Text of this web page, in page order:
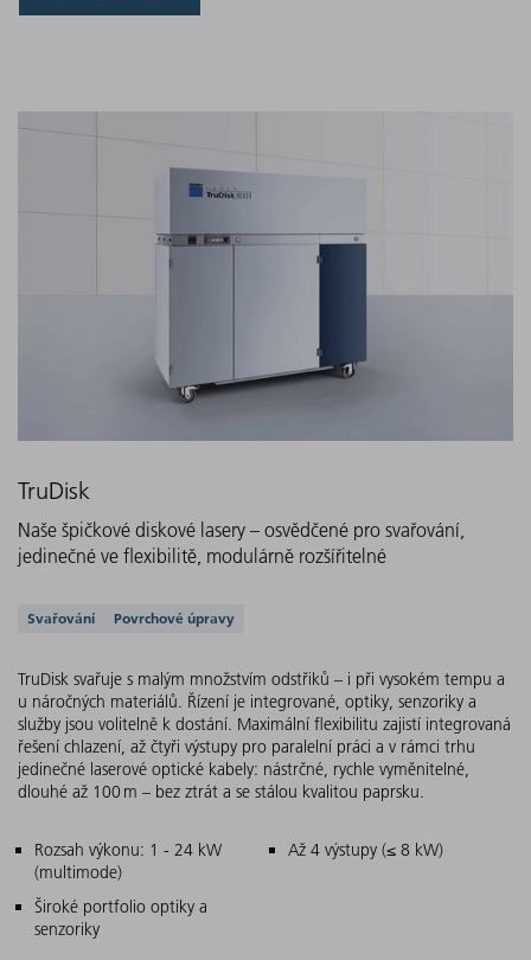
TruDisk
Naše špičkové diskové lasery – osvědčené pro svařování,
jedinečné ve flexibilitě, modulárně rozšířitelné
Podporovaná řešení
Svařování Povrchové úpravy
TruDisk svařuje s malým množstvím odstřiků – i při vysokém tempu a
u náročných materiálů. Řízení je integrované, optiky, senzoriky a
služby jsou volitelně k dostání. Maximální flexibilitu zajistí integrovaná
řešení chlazení, až čtyři výstupy pro paralelní práci a v rámci trhu
jedinečné laserové optické kabely: nástrčné, rychle vyměnitelné,
dlouhé až 100 m – bez ztrát a se stálou kvalitou paprsku.
Hlavní charakteristiky
Rozsah výkonu: 1 - 24 kW
(multimode)
Až 4 výstupy (≤ 8 kW)
Široké portfolio optiky a
senzoriky